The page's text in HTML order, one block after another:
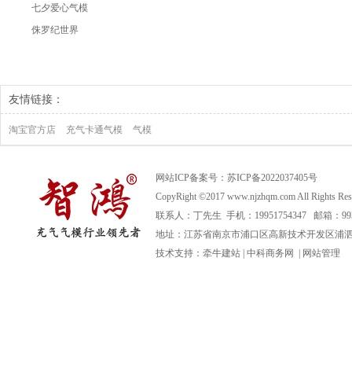
七夕爱心气模
侏罗纪世界
友情链接：
淘宝官方店 充气卡通气模 气模
网站ICP备案号： 苏ICP备2022037405号
CopyRight ©2017 www.njzhqm.com All Rights
联系人：丁先生 手机：19951754347 邮箱：
地址：江苏省南京市浦口区高新技术开发区浦
技术支持： 牵牛建站 中科商务网 网站管理